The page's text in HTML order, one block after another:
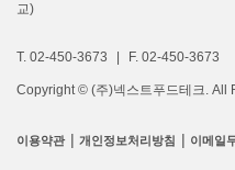
교)
T. 02-450-3673 F. 02-450-3673
Copyright © (주)넥스트푸드테크. All
이용약관 | 개인정보처리방침 | 이메일